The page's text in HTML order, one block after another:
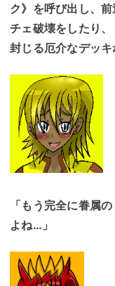
ク》を呼び出し、
チェ破壊をしたり
封じる厄介なデッキ
「もう完全に眷属
よね…」